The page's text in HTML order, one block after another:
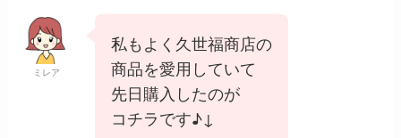
ミレア
私もよく久世福商店の
商品を愛用していて
先日購入したのが
コチラです♪↓